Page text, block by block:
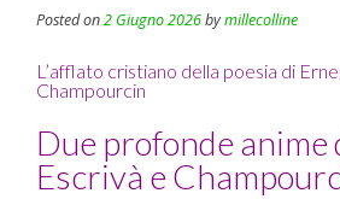
Posted on2 Giugno 2026bymillecolline
L’afflato cristiano della poesia di
Champourcin
Due profonde anime
Escrivà e